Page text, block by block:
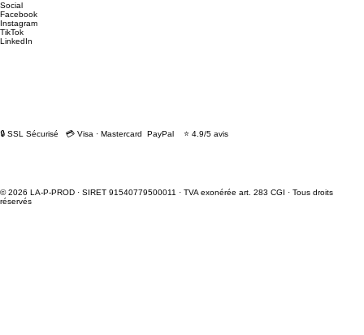
Social
Facebook
Instagram
TikTok
LinkedIn
© 2026 LA-P-PROD · SIRET 91540779500011 · TVA exonérée art. 283 CGI · Tous droits
réservés
🔒 SSL Sécurisé 💳 Visa · Mastercard PayPal ⭐ 4.9/5 avis